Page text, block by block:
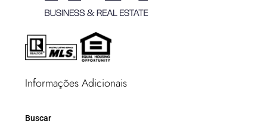
Informações Adicionais
Buscar